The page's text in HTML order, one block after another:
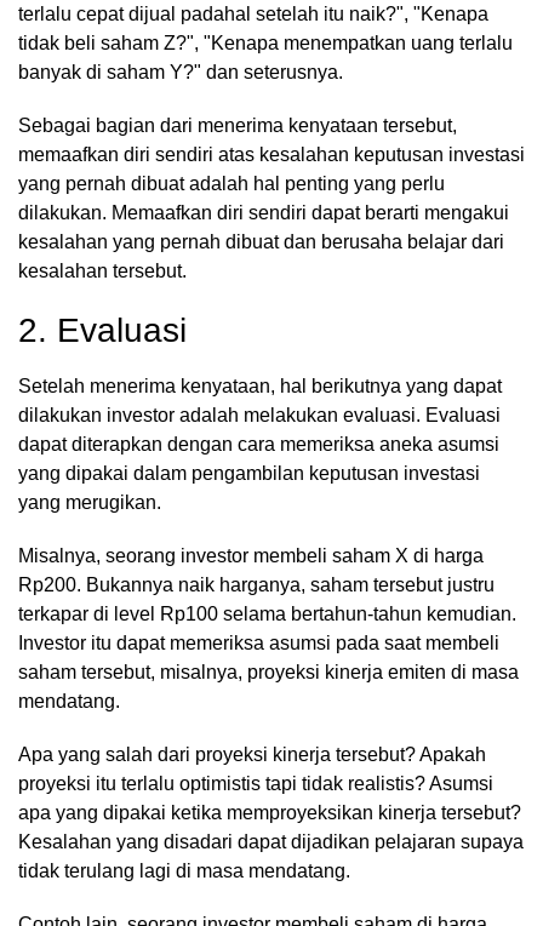
terlalu cepat dijual padahal setelah itu naik?", "Kenapa
tidak beli saham Z?", "Kenapa menempatkan uang terlalu
banyak di saham Y?" dan seterusnya.
Sebagai bagian dari menerima kenyataan tersebut,
memaafkan diri sendiri atas kesalahan keputusan investasi
yang pernah dibuat adalah hal penting yang perlu
dilakukan. Memaafkan diri sendiri dapat berarti mengakui
kesalahan yang pernah dibuat dan berusaha belajar dari
kesalahan tersebut.
2. Evaluasi
Setelah menerima kenyataan, hal berikutnya yang dapat
dilakukan investor adalah melakukan evaluasi. Evaluasi
dapat diterapkan dengan cara memeriksa aneka asumsi
yang dipakai dalam pengambilan keputusan investasi
yang merugikan.
Misalnya, seorang investor membeli saham X di harga
Rp200. Bukannya naik harganya, saham tersebut justru
terkapar di level Rp100 selama bertahun-tahun kemudian.
Investor itu dapat memeriksa asumsi pada saat membeli
saham tersebut, misalnya, proyeksi kinerja emiten di masa
mendatang.
Apa yang salah dari proyeksi kinerja tersebut? Apakah
proyeksi itu terlalu optimistis tapi tidak realistis? Asumsi
apa yang dipakai ketika memproyeksikan kinerja tersebut?
Kesalahan yang disadari dapat dijadikan pelajaran supaya
tidak terulang lagi di masa mendatang.